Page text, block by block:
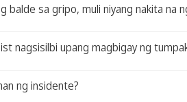
balde sa gripo, muli niyang nakita na
nagsisilbi upang magbigay ng
ng insidente?